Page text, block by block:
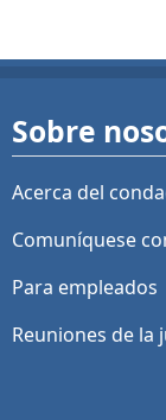
Sobre
Acerca del
Comuníquese
Para empleados
Reuniones de la